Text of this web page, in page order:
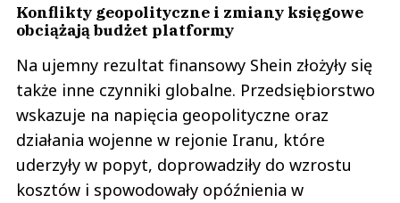
Konflikty geopolityczne i zmiany księgowe
obciążają budżet platformy
Na ujemny rezultat finansowy Shein złożyły się
także inne czynniki globalne. Przedsiębiorstwo
wskazuje na napięcia geopolityczne oraz
działania wojenne w rejonie Iranu, które
uderzyły w popyt, doprowadziły do wzrostu
kosztów i spowodowały opóźnienia w